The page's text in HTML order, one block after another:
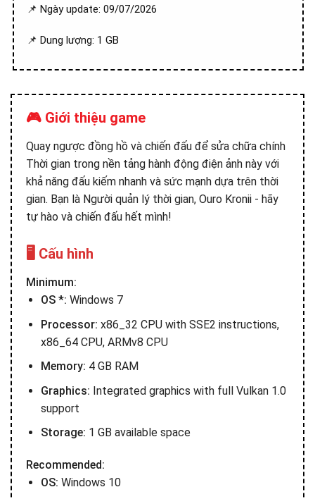
📌 Ngày update: 09/07/2026
📌 Dung lượng: 1 GB
🎮 Giới thiệu game
Quay ngược đồng hồ và chiến đấu để sửa chữa chính
Thời gian trong nền tảng hành động điện ảnh này với
khả năng đấu kiếm nhanh và sức mạnh dựa trên thời
gian. Bạn là Người quản lý thời gian, Ouro Kronii - hãy
tự hào và chiến đấu hết mình!
🖥️ Cấu hình
Minimum:
OS *: Windows 7
Processor: x86_32 CPU with SSE2 instructions,
x86_64 CPU, ARMv8 CPU
Memory: 4 GB RAM
Graphics: Integrated graphics with full Vulkan 1.0
support
Storage: 1 GB available space
Recommended:
OS: Windows 10